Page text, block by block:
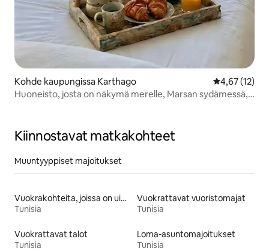
Kohde kaupungissa Karthago
4,67 (12)
Huoneisto, josta on näkymä merelle, Marsan sydämessä,
Kiinnostavat matkakohteet
Muuntyyppiset majoitukset
Vuokrakohteita, joissa on uima-allas
Tunisia
Vuokrattavat vuoristomajat
Tunisia
Vuokrattavat talot
Tunisia
Loma-asuntomajoitukset
Tunisia